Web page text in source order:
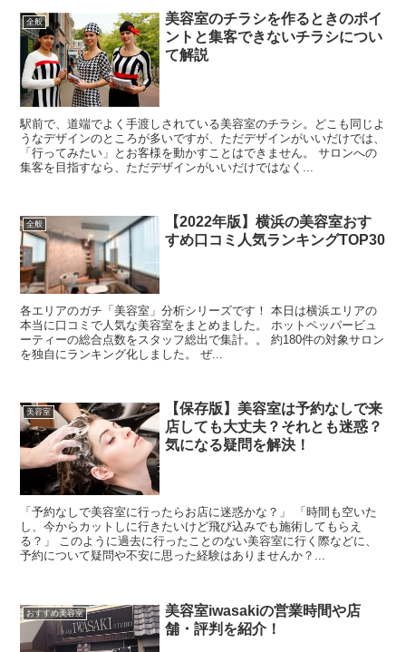
全般
美容室のチラシを作るときのポイ
ントと集客できないチラシについ
て解説
駅前で、道端でよく手渡しされている美容室のチラシ。どこも同じよ
うなデザインのところが多いですが、ただデザインがいいだけでは、
「行ってみたい」とお客様を動かすことはできません。 サロンへの
集客を目指すなら、ただデザインがいいだけではなく...
全般
【2022年版】横浜の美容室おす
すめ口コミ人気ランキングTOP30
各エリアのガチ「美容室」分析シリーズです！ 本日は横浜エリアの
本当に口コミで人気な美容室をまとめました。 ホットペッパービュ
ーティーの総合点数をスタッフ総出で集計。。 約180件の対象サロン
を独自にランキング化しました。 ぜ...
美容室
【保存版】美容室は予約なしで来
店しても大丈夫？それとも迷惑？
気になる疑問を解決！
「予約なしで美容室に行ったらお店に迷惑かな？」 「時間も空いた
し、今からカットしに行きたいけど飛び込みでも施術してもらえ
る？」 このように過去に行ったことのない美容室に行く際などに、
予約について疑問や不安に思った経験はありませんか？...
おすすめ美容室
美容室iwasakiの営業時間や店
舗・評判を紹介！